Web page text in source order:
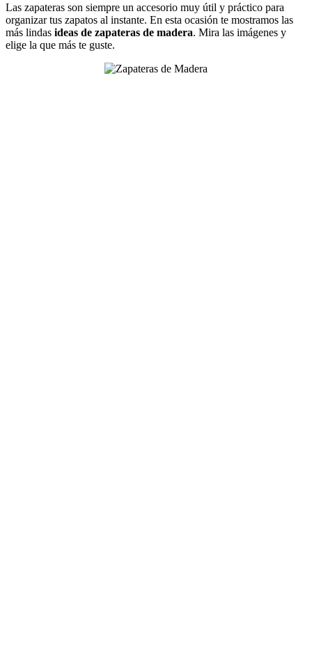
Las zapateras son siempre un accesorio muy útil y práctico para
organizar tus zapatos al instante. En esta ocasión te mostramos las
más lindas ideas de zapateras de madera. Mira las imágenes y
elige la que más te guste.